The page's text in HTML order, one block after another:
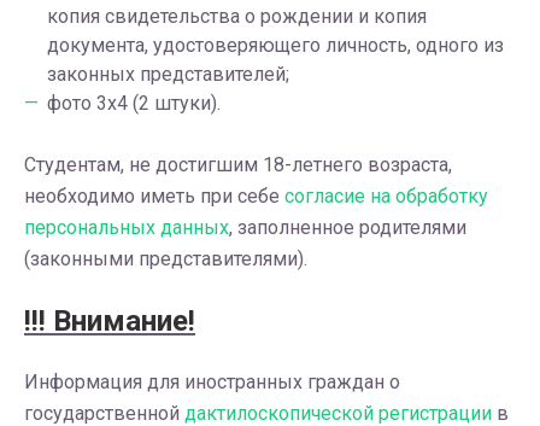
копия свидетельства о рождении и копия
документа, удостоверяющего личность, одного из
законных представителей;
фото 3х4 (2 штуки).
Студентам, не достигшим 18-летнего возраста,
необходимо иметь при себе согласие на обработку
персональных данных, заполненное родителями
(законными представителями).
!!! Внимание!
Информация для иностранных граждан о
государственной дактилоскопической регистрации в